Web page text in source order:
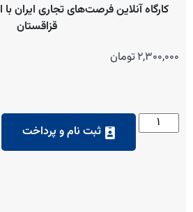
کارگاه آنلاین فرصت‌های تجاری ایران با
قزاقستان
تومان2,300,000
ثبت نام و پرداخت